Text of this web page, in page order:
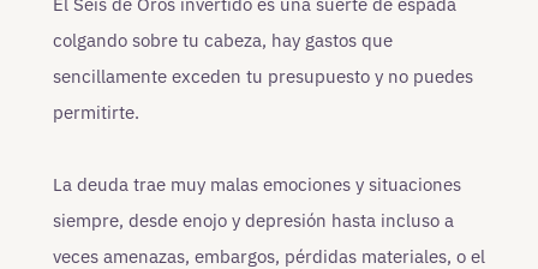
colgando sobre tu cabeza, hay gastos que
sencillamente exceden tu presupuesto y no puedes
permitirte.
La deuda trae muy malas emociones y situaciones
siempre, desde enojo y depresión hasta incluso a
veces amenazas, embargos, pérdidas materiales, o el